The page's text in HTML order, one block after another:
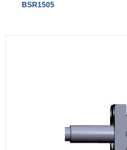
BSR1505